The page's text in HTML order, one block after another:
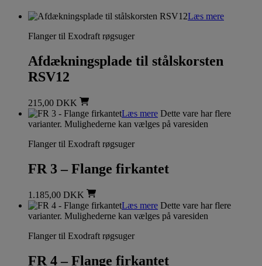
Læs mere
Flanger til Exodraft røgsuger
Afdækningsplade til stålskorsten
RSV12
215,00 DKK
Læs mere Dette vare har flere
varianter. Mulighederne kan vælges på varesiden
Flanger til Exodraft røgsuger
FR 3 – Flange firkantet
1.185,00 DKK
Læs mere Dette vare har flere
varianter. Mulighederne kan vælges på varesiden
Flanger til Exodraft røgsuger
FR 4 – Flange firkantet